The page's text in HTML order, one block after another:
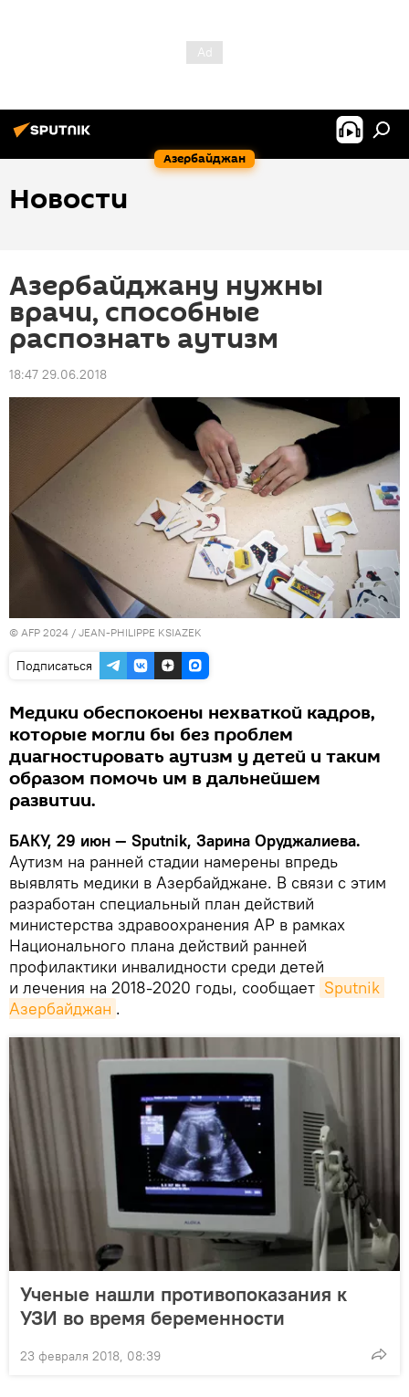
Азербайджан
Новости
Азербайджану нужны
врачи, способные
распознать аутизм
18:47 29.06.2018
© AFP 2024 / JEAN-PHILIPPE KSIAZEK
Подписаться
Медики обеспокоены нехваткой кадров,
которые могли бы без проблем
диагностировать аутизм у детей и таким
образом помочь им в дальнейшем
развитии.
БАКУ, 29 июн — Sputnik, Зарина Оруджалиева.
Аутизм на ранней стадии намерены впредь
выявлять медики в Азербайджане. В связи с этим
разработан специальный план действий
министерства здравоохранения АР в рамках
Национального плана действий ранней
профилактики инвалидности среди детей
и лечения на 2018-2020 годы, сообщает Sputnik
Азербайджан .
Ученые нашли противопоказания к
УЗИ во время беременности
23 февраля 2018, 08:39